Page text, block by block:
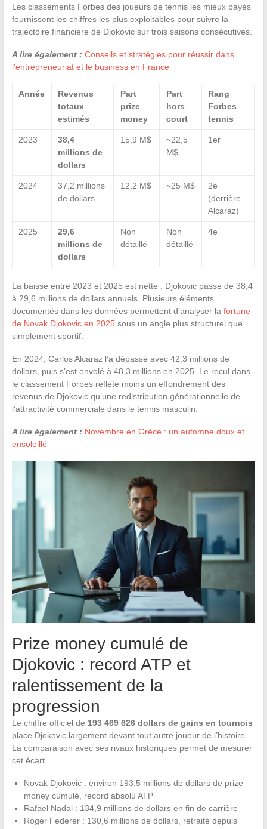
Les classements Forbes des joueurs de tennis les mieux payés
fournissent les chiffres les plus exploitables pour suivre la
trajectoire financière de Djokovic sur trois saisons consécutives.
A lire également : Conseils et stratégies pour réussir dans
l'entrepreneuriat et le business en France
Année
Revenus
totaux
estimés
Part
prize
money
Part
hors
court
Rang
Forbes
tennis
2023
38,4
millions de
dollars
15,9 M$
~22,5
M$
1er
2024
37,2 millions
de dollars
12,2 M$ ~25 M$
2e
(derrière
Alcaraz)
2025
29,6
millions de
dollars
Non
détaillé
Non
détaillé
4e
La baisse entre 2023 et 2025 est nette : Djokovic passe de 38,4
à 29,6 millions de dollars annuels. Plusieurs éléments
documentés dans les données permettent d’analyser la fortune
de Novak Djokovic en 2025sous un angle plus structurel que
simplement sportif.
En 2024, Carlos Alcaraz l’a dépassé avec 42,3 millions de
dollars, puis s’est envolé à 48,3 millions en 2025. Le recul dans
le classement Forbes reflète moins un effondrement des
revenus de Djokovic qu’une redistribution générationnelle de
l’attractivité commerciale dans le tennis masculin.
A lire également : Novembre en Grèce : un automne doux et
ensoleillé
Prize money cumulé de
Djokovic : record ATP et
ralentissement de la
progression
Le chiffre officiel de 193 469 626 dollars de gains en tournois
place Djokovic largement devant tout autre joueur de l’histoire.
La comparaison avec ses rivaux historiques permet de mesurer
cet écart.
Novak Djokovic : environ 193,5 millions de dollars de prize
money cumulé, record absolu ATP
Rafael Nadal : 134,9 millions de dollars en fin de carrière
Roger Federer : 130,6 millions de dollars, retraité depuis